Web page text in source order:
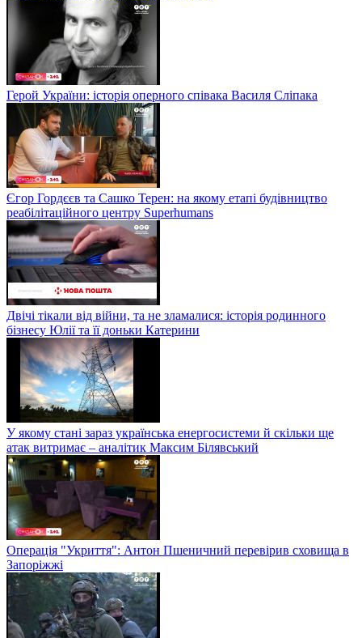
Герой України: історія оперного співака Василя Сліпака
Єгор Гордєєв та Сашко Терен: на якому етапі будівництво
реабілітаційного центру Superhumans
Двічі тікали від війни, та не зламалися: історія родинного
бізнесу Юлії та її доньки Катерини
У якому стані зараз українська енергосистеми й скільки ще
атак витримає – аналітик Максим Білявський
Операція "Укриття": Антон Пшеничний перевірив сховища в
Запоріжжі